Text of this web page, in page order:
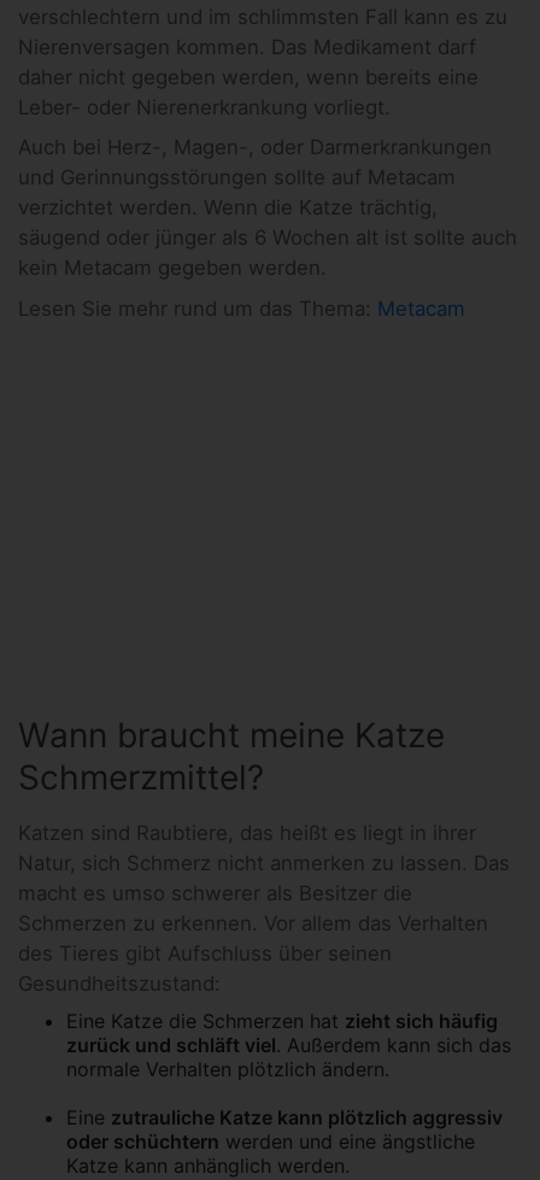
verschlechtern und im schlimmsten Fall kann es zu
Nierenversagen kommen. Das Medikament darf
daher nicht gegeben werden, wenn bereits eine
Leber- oder Nierenerkrankung vorliegt.
Auch bei Herz-, Magen-, oder Darmerkrankungen
und Gerinnungsstörungen sollte auf Metacam
verzichtet werden. Wenn die Katze trächtig,
säugend oder jünger als 6 Wochen alt ist sollte auch
kein Metacam gegeben werden.
Lesen Sie mehr rund um das Thema: Metacam
Wann braucht meine Katze
Schmerzmittel?
Katzen sind Raubtiere, das heißt es liegt in ihrer
Natur, sich Schmerz nicht anmerken zu lassen. Das
macht es umso schwerer als Besitzer die
Schmerzen zu erkennen. Vor allem das Verhalten
des Tieres gibt Aufschluss über seinen
Gesundheitszustand:
Eine Katze die Schmerzen hat zieht sich häufig
zurück und schläft viel. Außerdem kann sich das
normale Verhalten plötzlich ändern.
Eine zutrauliche Katze kann plötzlich aggressiv
oder schüchtern werden und eine ängstliche
Katze kann anhänglich werden.